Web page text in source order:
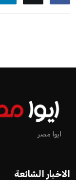
ايوا مصر
الاخبار الشائعة